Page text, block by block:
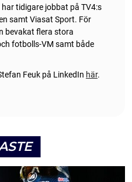
tidigare jobbat på TV4:s
samt Viasat Sport. För
bevakat flera stora
fotbolls-VM samt både
Feuk på LinkedIn här.